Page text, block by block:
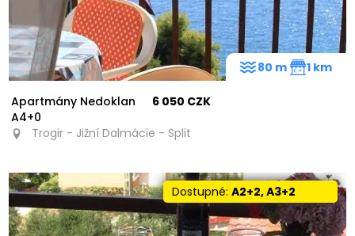
Apartmány Nedoklan
A4+0
6 050 CZK
Trogir - Jižní Dalmácie - Split
80 m 1 km
Dostupné:A2+2, A3+2